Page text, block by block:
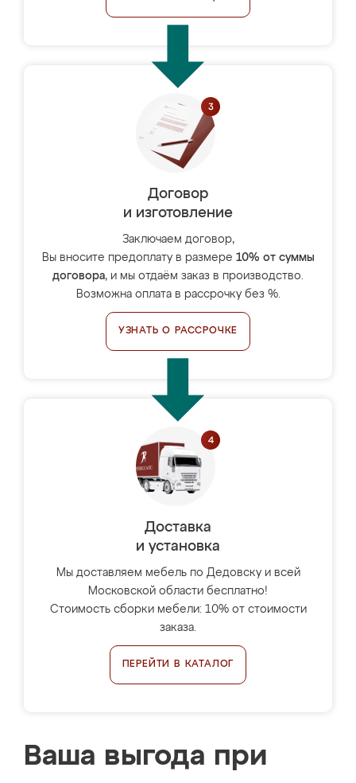
Договор
и изготовление
Заключаем договор,
Вы вносите предоплату в размере 10% от суммы
договора, и мы отдаём заказ в производство.
Возможна оплата в рассрочку без %.
УЗНАТЬ О РАССРОЧКЕ
Доставка
и установка
Мы доставляем мебель по Дедовску и всей
Московской области бесплатно!
Стоимость сборки мебели: 10% от стоимости
заказа.
ПЕРЕЙТИ В КАТАЛОГ
Ваша выгода при